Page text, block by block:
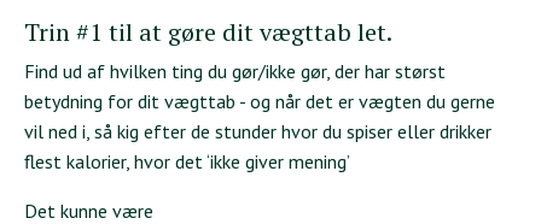
Trin #1 til at gøre dit vægttab let.
Find ud af hvilken ting du gør/ikke gør, der har størst
betydning for dit vægttab - og når det er vægten du gerne
vil ned i, så kig efter de stunder hvor du spiser eller drikker
flest kalorier, hvor det ‘ikke giver mening’
Det kunne være